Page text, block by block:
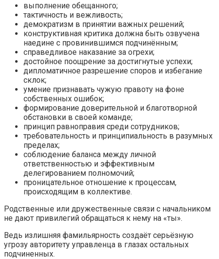
выполнение обещанного;
тактичность и вежливость;
демократизм в принятии важных решений;
конструктивная критика должна быть озвучена
наедине с провинившимся подчинённым;
справедливое наказание за огрехи;
достойное поощрение за достигнутые успехи;
дипломатичное разрешение споров и избегание
склок;
умение признавать чужую правоту на фоне
собственных ошибок;
формирование доверительной и благотворной
обстановки в своей команде;
принцип равноправия среди сотрудников;
требовательность и принципиальность в разумных
пределах;
соблюдение баланса между личной
ответственностью и эффективным
делегированием полномочий;
проницательное отношение к процессам,
происходящим в коллективе.
Родственные или дружественные связи с начальником
не дают привилегий обращаться к нему на «ты».
Ведь излишняя фамильярность создаёт серьёзную
угрозу авторитету управленца в глазах остальных
подчиненных.